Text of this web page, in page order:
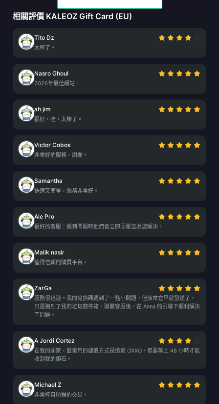
相關評價 KALEOZ Gift Card (EU)
Tito Dz
太棒了。
Nasro Ghoul
2026年最佳網站。
ah jim
很好，哇，太棒了。
Victor Cobos
非常好的服務，謝謝。
Samantha
快速又簡單，服務非常好。
Ale Pro
很好的客服：遇到問題時他們會立即回覆並為您解決。
Malik nasir
值得信賴的購買平台。
ZarGa
服務很迅速。我的兌換碼遇到了一點小問題，但原來它早就發送了，
只是跑到了我的垃圾郵件箱。聯繫客服後，在 Anna 的引導下順利解決
了問題。
A Jordi Cortez
在我的國家，最常用的儲值方式是透過 OXXO，但要等上 48 小時才能
收到我的鑽石。
Michael Z
非常棒且順暢的交易。